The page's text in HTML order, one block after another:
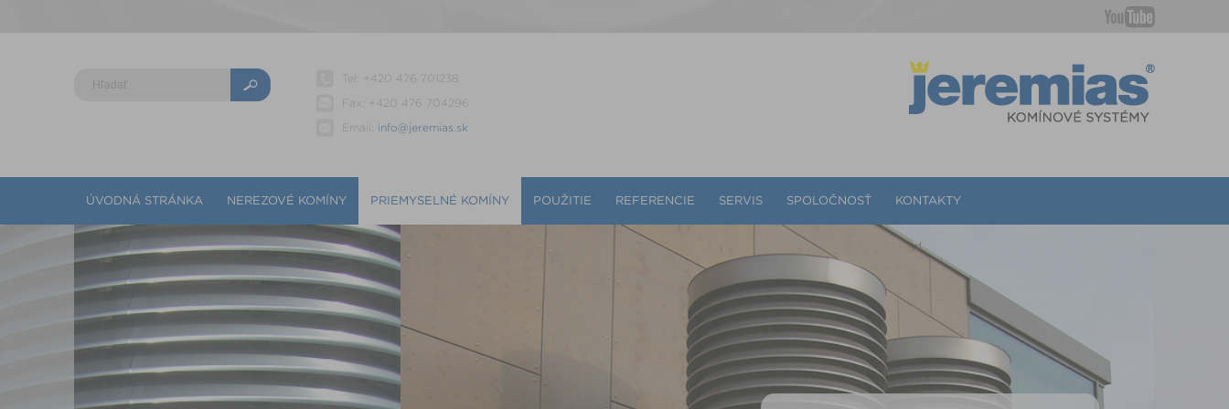
Tel: +420 476 701238
Fax: +420 476 704296
Email: info@jeremias.sk
ÚVODNÁ STRÁNKA NEREZOVÉ KOMÍNY PRIEMYSELNÉ KOMÍNY POUŽITIE REFERENCIE SERVIS SPOLOČNOSŤ KONTAKTY